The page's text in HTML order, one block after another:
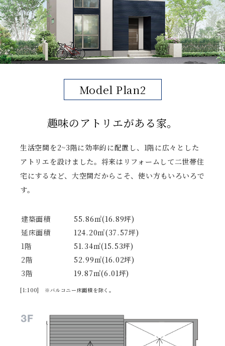
Model Plan2
趣味のアトリエがある家。
生活空間を2~3階に効率的に配置し、1階に広々とした
アトリエを設けました。将来はリフォームして二世帯住
宅にするなど、大空間だからこそ、使い方もいろいろで
す。
建築面積
55.86㎡(16.89坪)
延床面積
124.20㎡(37.57坪)
1階
51.34㎡(15.53坪)
2階
52.99㎡(16.02坪)
3階
19.87㎡(6.01坪)
[1:100] ※バルコニー床面積を除く。